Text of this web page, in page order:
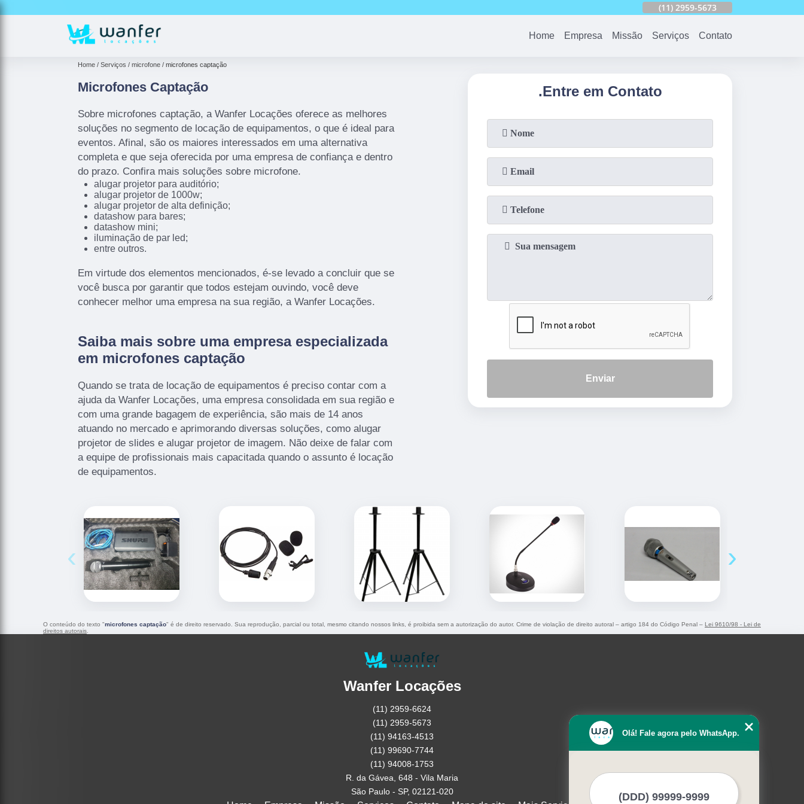
(11) 2959-5673
Home Empresa Missão Serviços Contato
Home Serviços microfone microfones captação
Microfones Captação
Sobre microfones captação, a Wanfer Locações oferece as melhores
soluções no segmento de locação de equipamentos, o que é ideal para
eventos. Afinal, são os maiores interessados em uma alternativa
completa e que seja oferecida por uma empresa de confiança e dentro
do prazo. Confira mais soluções sobre microfone.
alugar projetor para auditório;
alugar projetor de 1000w;
alugar projetor de alta definição;
datashow para bares;
datashow mini;
iluminação de par led;
entre outros.
Em virtude dos elementos mencionados, é-se levado a concluir que se
você busca por garantir que todos estejam ouvindo, você deve
conhecer melhor uma empresa na sua região, a Wanfer Locações.
Saiba mais sobre uma empresa especializada
em microfones captação
Quando se trata de locação de equipamentos é preciso contar com a
ajuda da Wanfer Locações, uma empresa consolidada em sua região e
com uma grande bagagem de experiência, são mais de 14 anos
atuando no mercado e aprimorando diversas soluções, como alugar
projetor de slides e alugar projetor de imagem. Não deixe de falar com
a equipe de profissionais mais capacitada quando o assunto é locação
de equipamentos.
.Entre em Contato
Enviar
‹ ›
O conteúdo do texto "microfones captação" é de direito reservado. Sua reprodução, parcial ou total, mesmo citando nossos links, é proibida sem a autorização do autor. Crime de violação de direito autoral – artigo 184 do Código Penal – Lei 9610/98 - Lei de
direitos autorais
Wanfer Locações
(11) 2959-6624
(11) 2959-5673
(11) 94163-4513
(11) 99690-7744
(11) 94008-1753
R. da Gávea, 648 - Vila Maria
São Paulo - SP, 02121-020
Olá! Fale agora pelo WhatsApp.